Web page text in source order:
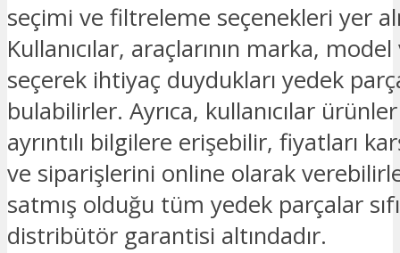
seçimi ve filtreleme seçenekleri yer
Kullanıcılar, araçlarının marka, model
seçerek ihtiyaç duydukları yedek
bulabilirler. Ayrıca, kullanıcılar
ayrıntılı bilgilere erişebilir, fiyatları
ve siparişlerini online olarak
satmış olduğu tüm yedek parçalar
distribütör garantisi altındadır.